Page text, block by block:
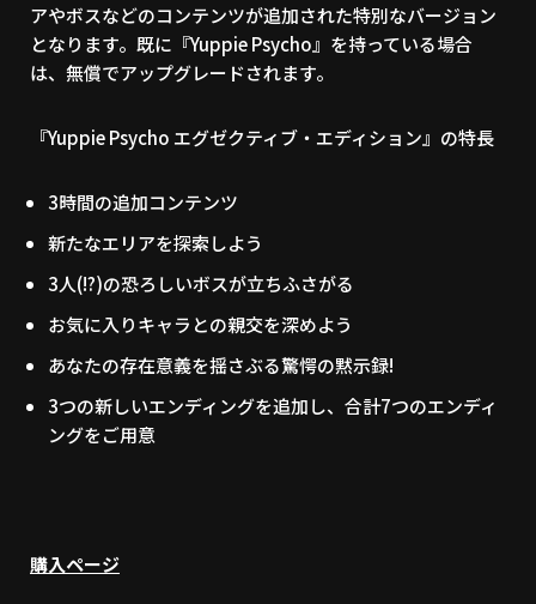
アやボスなどのコンテンツが追加された特別なバージョン
となります。既に『Yuppie Psycho』を持っている場合
は、無償でアップグレードされます。
『Yuppie Psycho エグゼクティブ・エディション』の特長
3時間の追加コンテンツ
新たなエリアを探索しよう
3人(!?)の恐ろしいボスが立ちふさがる
お気に入りキャラとの親交を深めよう
あなたの存在意義を揺さぶる驚愕の黙示録!
3つの新しいエンディングを追加し、合計7つのエンディ
ングをご用意
購入ページ